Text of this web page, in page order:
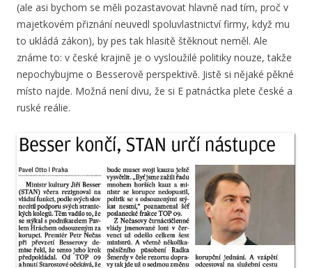
(ale asi bychom se měli pozastavovat hlavně nad tím, proč v
majetkovém přiznání neuvedl spoluvlastnictví firmy, když mu
to ukládá zákon), by pes tak hlasitě štěknout neměl. Ale
známe to: v české krajině je o vysloužilé politiky nouze, takže
nepochybujme o Besserově perspektivě. Jistě si nějaké pěkné
místo najde. Možná není divu, že si E patnáctka plete české a
ruské reálie.